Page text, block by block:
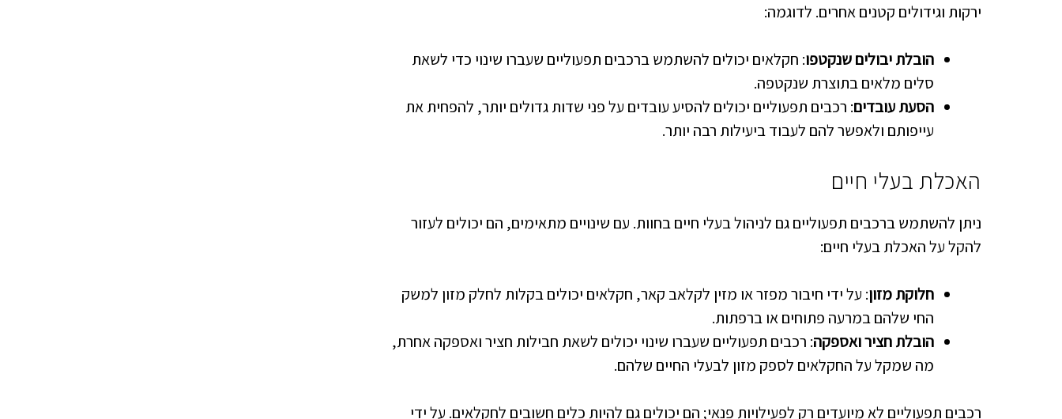
ירקות וגידולים קטנים אחרים. לדוגמה:
הובלת יבולים שנקטפו: חקלאים יכולים להשתמש ברכבים תפעוליים שעברו שינוי כדי לשאת
סלים מלאים בתוצרת שנקטפה.
הסעת עובדים: רכבים תפעוליים יכולים להסיע עובדים על פני שדות גדולים יותר, להפחית את
עייפותם ולאפשר להם לעבוד ביעילות רבה יותר.
האכלת בעלי חיים
ניתן להשתמש ברכבים תפעוליים גם לניהול בעלי חיים בחוות. עם שינויים מתאימים, הם יכולים לעזור
להקל על האכלת בעלי חיים:
חלוקת מזון: על ידי חיבור מפזר או מזין לקלאב קאר, חקלאים יכולים בקלות לחלק מזון למשק
החי שלהם במרעה פתוחים או ברפתות.
הובלת חציר ואספקה: רכבים תפעוליים שעברו שינוי יכולים לשאת חבילות חציר ואספקה אחרת,
מה שמקל על החקלאים לספק מזון לבעלי החיים שלהם.
רכבים תפעוליים לא מיועדים רק לפעילויות פנאי; הם יכולים גם להיות כלים חשובים לחקלאים. על ידי